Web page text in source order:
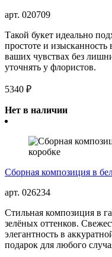
арт. 020709
Такой букет идеально
простоте и изысканность
ваших чувствах без
уточнять у флористов.
5340 ₽
Нет в наличии
Сборная композиция в
арт. 026234
Стильная композиция в
зелёных оттенков.
элегантность в
подарок для любого